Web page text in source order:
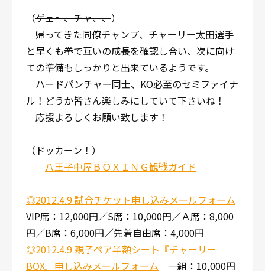
（ゲェ〜、チャ、、）
帰ってきた同僚チャンプ、チャーリー太田選手
と早くも拳で互いの成長を確認し合い、次に向け
ての準備もしっかりと出来ているようです。
ハードパンチャー同士、KO必至のセミファイナ
ル！どうか皆さん楽しみにしていて下さいね！
応援よろしくお願い致します！
（ドッカーン！）
八王子中屋ＢＯＸＩＮＧ観戦ガイド
◎2012.4.9 試合チケット申し込みメールフォーム
VIP席：12,000円／S席：10,000円／Ａ席：8,000
円／B席：6,000円／先着自由席：4,000円
◎2012.4.9 親子ペア半額シート『チャーリー
BOX』申し込みメールフォーム 一組：10,000円